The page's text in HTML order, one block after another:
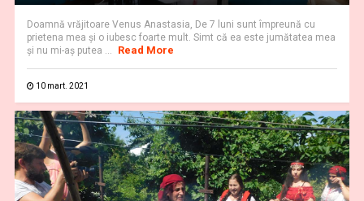
Doamnă vrăjitoare Venus Anastasia, De 7 luni sunt împreună cu
prietena mea și o iubesc foarte mult. Simt că ea este jumătatea mea
și nu mi-aș putea ...
Read More
10 mart. 2021